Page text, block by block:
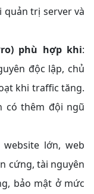
quản trị server và
phù hợp khi:
độc lập, chủ
khi traffic tăng.
có thêm đội ngũ
website lớn, web
cứng, tài nguyên
bảo mật ở mức